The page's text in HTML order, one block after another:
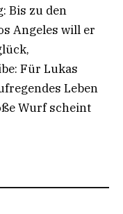
Bis zu den
Angeles will er
Für Lukas
Leben
Wurf scheint